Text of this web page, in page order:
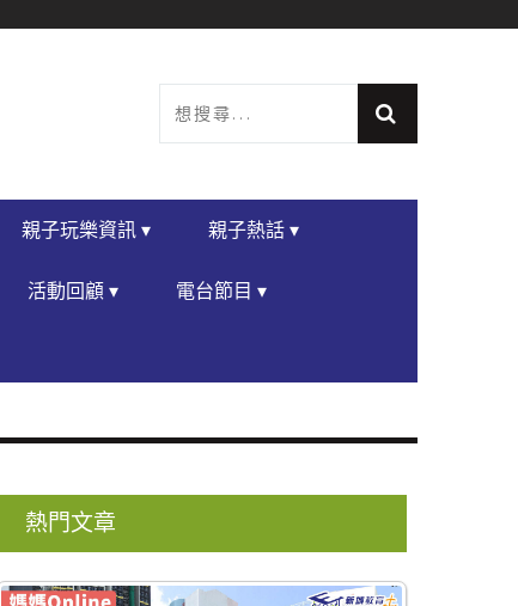
親子玩樂資訊 ▾ 親子熱話 ▾
活動回顧 ▾ 電台節目 ▾
熱門文章